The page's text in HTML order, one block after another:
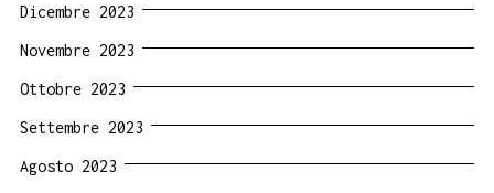
Dicembre 2023
Novembre 2023
Ottobre 2023
Settembre 2023
Agosto 2023